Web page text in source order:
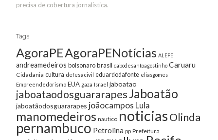
precisa de cobertura jornalística.
Tags
AgoraPEAgoraPENotícias ALEPE
andreamedeiros bolsonarobrasil cabodesantoagostinho Caruaru
Cidadania cultura defesacivil eduardodafonte eliasgomes
Empreendedorismo EUA gaza Israel jaboatao
jaboataodosguararapesJaboatão
jaboatãodosguararapes joãocampos Lula
manomedeiros nautico noticiasOlinda
pernambuco Petrolina pp Prefeitura